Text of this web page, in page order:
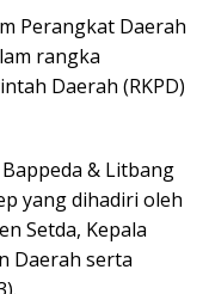
Perangkat Daerah
rangka
Daerah (RKPD)
& Litbang
yang dihadiri oleh
Setda, Kepala
Daerah serta